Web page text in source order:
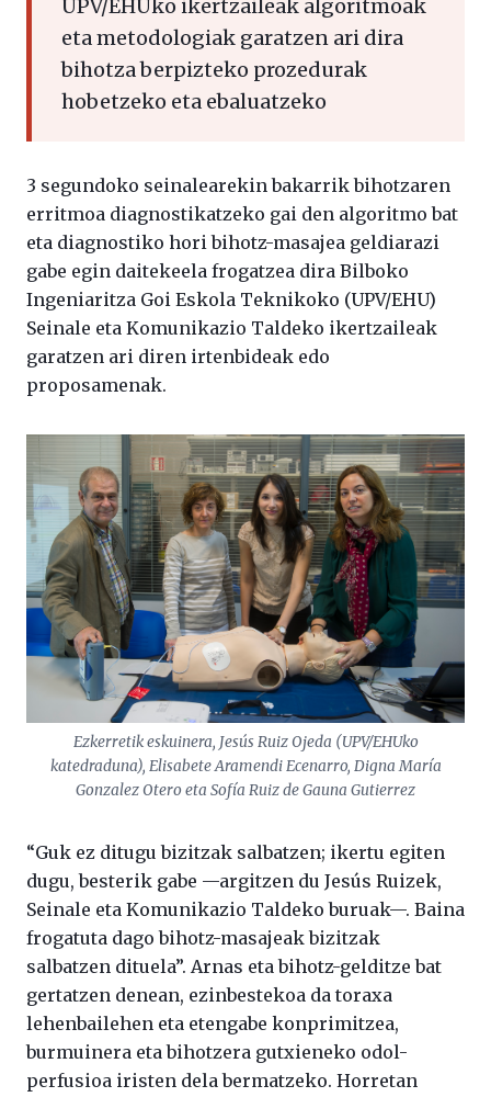
UPV/EHUko ikertzaileak algoritmoak
eta metodologiak garatzen ari dira
bihotza berpizteko prozedurak
hobetzeko eta ebaluatzeko
3 segundoko seinalearekin bakarrik bihotzaren
erritmoa diagnostikatzeko gai den algoritmo bat
eta diagnostiko hori bihotz-masajea geldiarazi
gabe egin daitekeela frogatzea dira Bilboko
Ingeniaritza Goi Eskola Teknikoko (UPV/EHU)
Seinale eta Komunikazio Taldeko ikertzaileak
garatzen ari diren irtenbideak edo
proposamenak.
Ezkerretik eskuinera, Jesús Ruiz Ojeda (UPV/EHUko
katedraduna), Elisabete Aramendi Ecenarro, Digna María
Gonzalez Otero eta Sofía Ruiz de Gauna Gutierrez
“Guk ez ditugu bizitzak salbatzen; ikertu egiten
dugu, besterik gabe —argitzen du Jesús Ruizek,
Seinale eta Komunikazio Taldeko buruak—. Baina
frogatuta dago bihotz-masajeak bizitzak
salbatzen dituela”. Arnas eta bihotz-gelditze bat
gertatzen denean, ezinbestekoa da toraxa
lehenbailehen eta etengabe konprimitzea,
burmuinera eta bihotzera gutxieneko odol-
perfusioa iristen dela bermatzeko. Horretan